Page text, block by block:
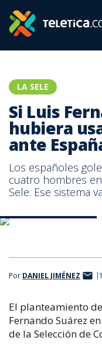
LA SELE
Si Luis
hubiera
ante
Los españoles
cuatro hombres
Sele. Ese sistema
Por DANIEL JIMÉNEZ
El planteamiento
Fernando Suárez
de la Selección de